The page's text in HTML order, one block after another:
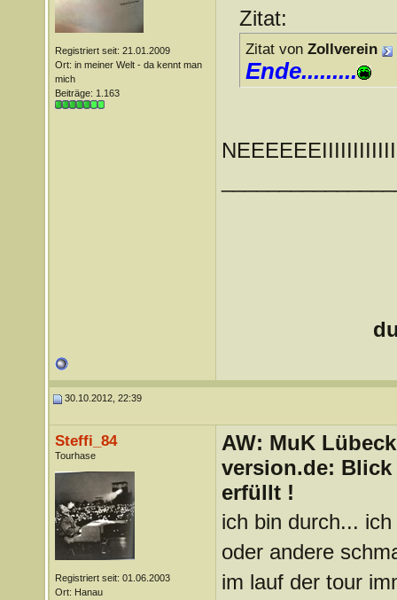
Registriert seit: 21.01.2009
Ort: in meiner Welt - da kennt man
mich
Beiträge: 1.163
Zitat:
Zitat von Zollverein
Ende.........
30.10.2012, 22:39
Steffi_84
Tourhase
Registriert seit: 01.06.2003
Ort: Hanau
AW: MuK
version.de: Blick
erfüllt !
ich bin durch...
oder andere
im lauf der tour